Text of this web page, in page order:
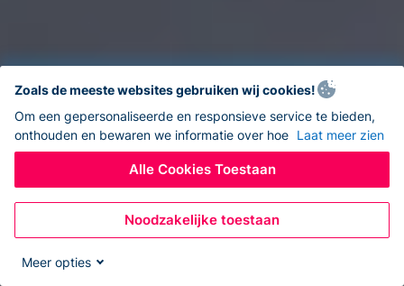
Zoals de meeste websites gebruiken wij cookies!
Om een gepersonaliseerde en responsieve service te bieden,
onthouden en bewaren we informatie over hoe Laat meer zien
Alle Cookies Toestaan
Noodzakelijke toestaan
Meer opties